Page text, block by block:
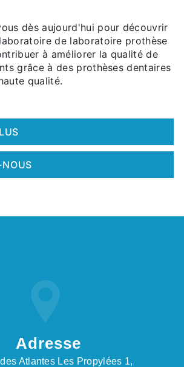
dès aujourd'hui pour découvrir
de laboratoire prothèse
à améliorer la qualité de
grâce à des prothèses dentaires
qualité.
Adresse
Atlantes Les Propylées 1,